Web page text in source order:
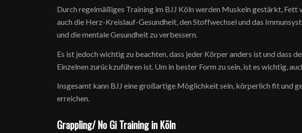
Durch regelmäßiges Training im BJJ Köln werden Muskeln gestärkt,
auch die Herz-Kreislauf-Gesundheit, den Stoffwechsel und das
und die mentale Gesundheit zu verbessern.
Es ist jedoch wichtig zu beachten, dass jeder Körper anders ist und dass
Einzelnen zurückzuführen ist. Um in bester Form zu sein, ist es wichtig,
Insgesamt kann BJJ eine großartige Möglichkeit sein, körperlich fit und
erreichen.
Grappling/ No Gi Training in Köln